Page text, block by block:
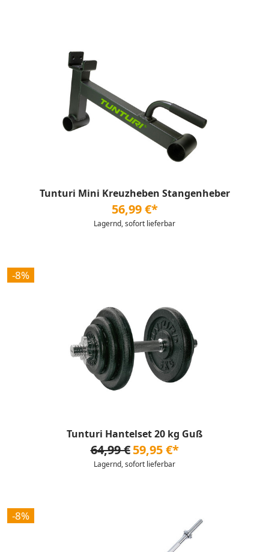
Tunturi Mini Kreuzheben Stangenheber
56,99 €*
Lagernd, sofort lieferbar
-8%
Tunturi Hantelset 20 kg Guß
64,99 € 59,95 €*
Lagernd, sofort lieferbar
-8%